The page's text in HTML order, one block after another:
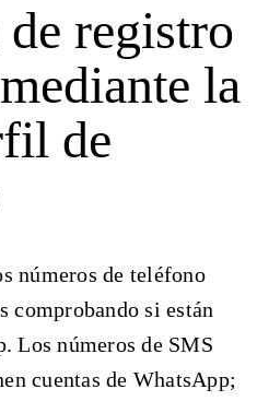
registro
la
de
números de teléfono
comprobando si están
Los números de SMS
cuentas de WhatsApp;